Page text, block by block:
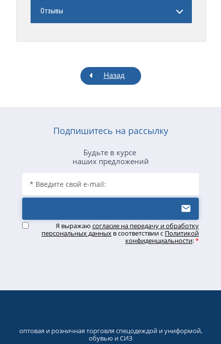
Отзывы
Назад
Подпишитесь на рассылку
Будьте в курсе
наших предложений
Я выражаю согласие на передачу и обработку
персональных данных в соответствии с Политикой
конфиденциальности:*
оптовая и розничная торговля спецодеждой и униформой,
обувью и СИЗ